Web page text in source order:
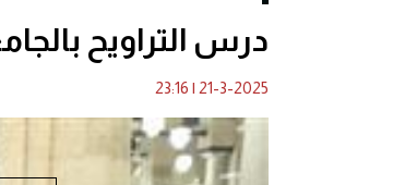
درس التراويح
21-3-2025
|
23:16